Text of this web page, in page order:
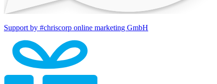
Support by #chriscorp online marketing GmbH